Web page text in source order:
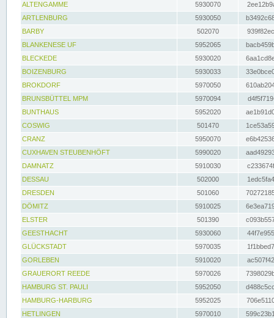
ALTENGAMME
5930070
ARTLENBURG
5930050
BARBY
502070
BLANKENESE UF
5952065
BLECKEDE
5930020
BOIZENBURG
5930033
BROKDORF
5970050
BRUNSBÜTTEL MPM
5970094
BUNTHAUS
5952020
COSWIG
501470
CRANZ
5950070
CUXHAVEN STEUBENHÖFT
5990020
DAMNATZ
5910030
DESSAU
502000
DRESDEN
501060
DÖMITZ
5910025
ELSTER
501390
GEESTHACHT
5930060
GLÜCKSTADT
5970035
GORLEBEN
5910020
GRAUERORT REEDE
5970026
HAMBURG ST. PAULI
5952050
HAMBURG-HARBURG
5952025
HETLINGEN
5970010